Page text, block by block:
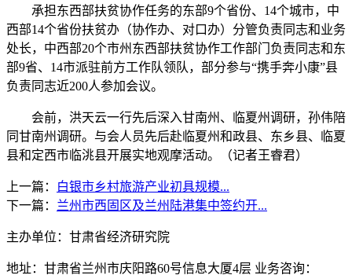
承担东西部扶贫协作任务的东部9个省份、14个城市，中
西部14个省份扶贫办（协作办、对口办）分管负责同志和业务
处长，中西部20个市州东西部扶贫协作工作部门负责同志和东
部9省、14市派驻前方工作队领队，部分参与“携手奔小康”县
负责同志近200人参加会议。
会前，洪天云一行先后深入甘南州、临夏州调研，孙伟陪
同甘南州调研。与会人员先后赴临夏州和政县、东乡县、临夏
县和定西市临洮县开展实地观摩活动。（记者王睿君）
上一篇：
白银市乡村旅游产业初具规模...
下一篇： 兰州市西固区及兰州陆港集中签约开...
主办单位：甘肃省经济研究院
地址：甘肃省兰州市庆阳路60号信息大厦4层 业务咨询：